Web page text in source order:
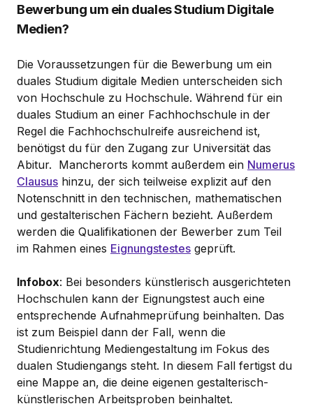
Bewerbung um ein duales Studium Digitale
Medien?
Die Voraussetzungen für die Bewerbung um ein
duales Studium digitale Medien unterscheiden sich
von Hochschule zu Hochschule. Während für ein
duales Studium an einer Fachhochschule in der
Regel die Fachhochschulreife ausreichend ist,
benötigst du für den Zugang zur Universität das
Abitur. Mancherorts kommt außerdem ein Numerus
Clausus hinzu, der sich teilweise explizit auf den
Notenschnitt in den technischen, mathematischen
und gestalterischen Fächern bezieht. Außerdem
werden die Qualifikationen der Bewerber zum Teil
im Rahmen eines Eignungstestes geprüft.
Infobox: Bei besonders künstlerisch ausgerichteten
Hochschulen kann der Eignungstest auch eine
entsprechende Aufnahmeprüfung beinhalten. Das
ist zum Beispiel dann der Fall, wenn die
Studienrichtung Mediengestaltung im Fokus des
dualen Studiengangs steht. In diesem Fall fertigst du
eine Mappe an, die deine eigenen gestalterisch-
künstlerischen Arbeitsproben beinhaltet.